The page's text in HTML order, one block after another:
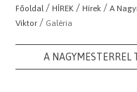
Főoldal /HÍREK /Hírek /A
Viktor / Galéria
A